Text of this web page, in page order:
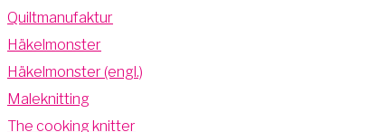
Quiltmanufaktur
Häkelmonster
Häkelmonster (engl.)
Maleknitting
The cooking knitter